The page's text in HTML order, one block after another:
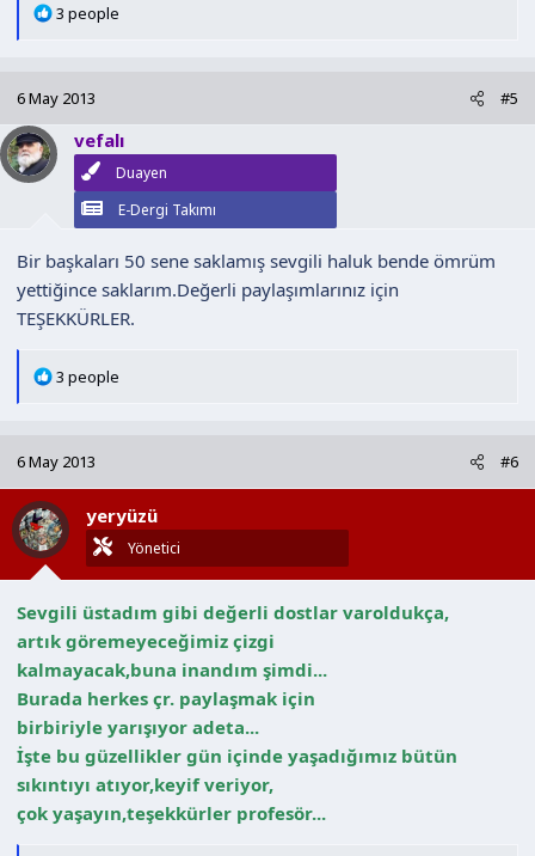
T
i
l
e
3 people
6 May 2013 #5
vefalı
Duayen
E-Dergi Takımı
Bir başkaları 50 sene saklamış sevgili haluk bende ömrüm
yettiğince saklarım.Değerli paylaşımlarınız için
TEŞEKKÜRLER.
T
i
l
e
r
3 people
6 May 2013 #6
yeryüzü
Yönetici
Sevgili üstadım gibi değerli dostlar varoldukça,
artık göremeyeceğimiz çizgi
kalmayacak,buna inandım şimdi...
Burada herkes çr. paylaşmak için
birbiriyle yarışıyor adeta...
İşte bu güzellikler gün içinde yaşadığımız bütün
sıkıntıyı atıyor,keyif veriyor,
çok yaşayın,teşekkürler profesör...